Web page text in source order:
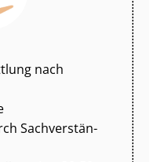
nach
Sach­ver­stän­